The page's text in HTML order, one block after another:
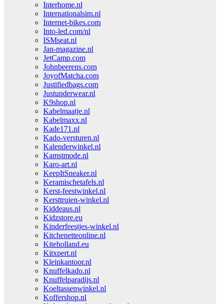
Interhome.nl
Internationalsim.nl
Internet-bikes.com
Into-led.com/nl
ISMseat.nl
Jan-magazine.nl
JetCamp.com
Johnbeerens.com
JoyofMatcha.com
Justifiedbags.com
Justunderwear.nl
K9shop.nl
Kabelmaatje.nl
Kabelmaxx.nl
Kade171.nl
Kado-versturen.nl
Kalenderwinkel.nl
Kamstmode.nl
Karo-art.nl
KeepItSneaker.nl
Keramischetafels.nl
Kerst-feestwinkel.nl
Kersttruien-winkel.nl
Kiddeaus.nl
Kidzstore.eu
Kinderfeestjes-winkel.nl
Kitchenetteonline.nl
Kiteholland.eu
Kitxpert.nl
Kleinkantoor.nl
Knuffelkado.nl
Knuffelparadijs.nl
Koeltassenwinkel.nl
Koffershop.nl